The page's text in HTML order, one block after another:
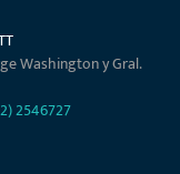
Washington y Gral.
2546727